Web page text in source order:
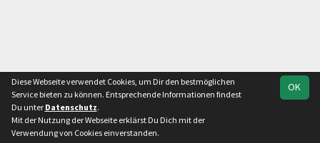
OK
Diese Webseite verwendet Cookies, um Dir den bestmöglichen
Service bieten zu können. Entsprechende Informationen findest
Du unter Datenschutz.
Mit der Nutzung der Webseite erklärst Du Dich mit der
Verwendung von Cookies einverstanden.